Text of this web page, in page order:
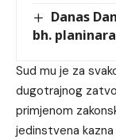
Danas
bh. planinara
Sud mu je za
dugotrajnog
primjenom
jedinstvena